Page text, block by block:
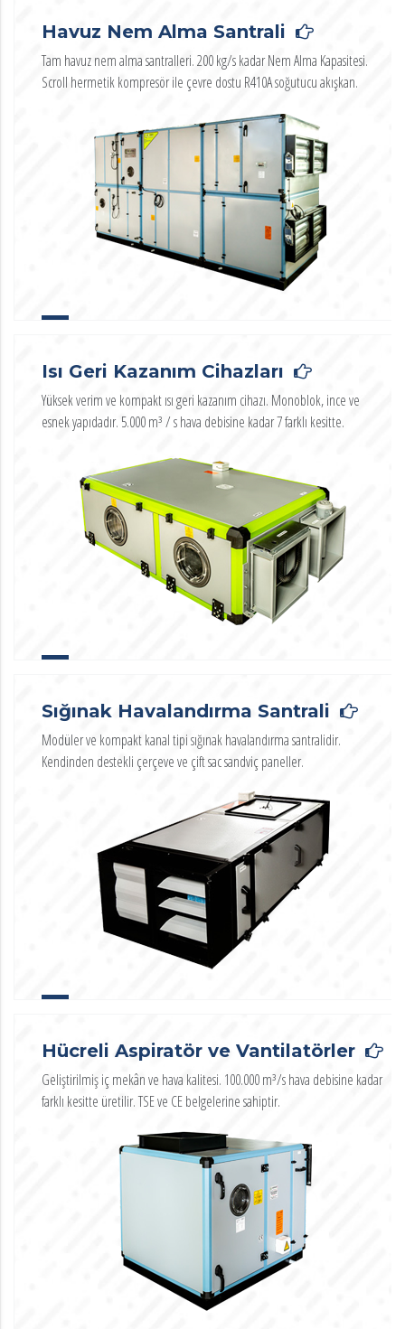
Havuz Nem Alma Santrali
Tam havuz nem alma santralleri. 200 kg/s kadar Nem Alma Kapasitesi.
Scroll hermetik kompresör ile çevre dostu R410A soğutucu akışkan.
Isı Geri Kazanım Cihazları
Yüksek verim ve kompakt ısı geri kazanım cihazı. Monoblok, ince ve
esnek yapıdadır. 5.000 m³ / s hava debisine kadar 7 farklı kesitte.
Sığınak Havalandırma Santrali
Modüler ve kompakt kanal tipi sığınak havalandırma santralidir.
Kendinden destekli çerçeve ve çift sac sandviç paneller.
Hücreli Aspiratör ve Vantilatörler
Geliştirilmiş iç mekân ve hava kalitesi. 100.000 m³/s hava debisine kadar
farklı kesitte üretilir. TSE ve CE belgelerine sahiptir.